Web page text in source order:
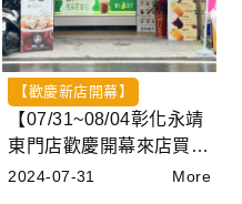
【歡慶新店開幕】
【07/31~08/04彰化永靖
東門店歡慶開幕來店買一
送一】
2024-07-31 More